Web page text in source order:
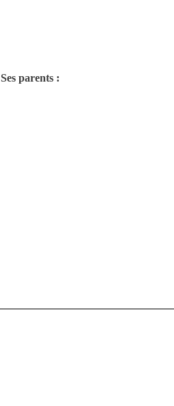
Ses parents :